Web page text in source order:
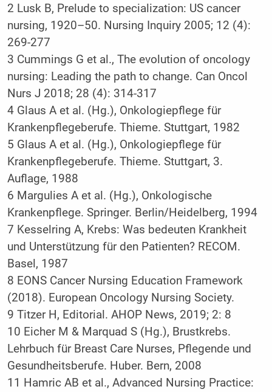
2 Lusk B, Prelude to specialization: US cancer
nursing, 1920–50. Nursing Inquiry 2005; 12 (4):
269-277
3 Cummings G et al., The evolution of oncology
nursing: Leading the path to change. Can Oncol
Nurs J 2018; 28 (4): 314-317
4 Glaus A et al. (Hg.), Onkologiepflege für
Krankenpflegeberufe. Thieme. Stuttgart, 1982
5 Glaus A et al. (Hg.), Onkologiepflege für
Krankenpflegeberufe. Thieme. Stuttgart, 3.
Auflage, 1988
6 Margulies A et al. (Hg.), Onkologische
Krankenpflege. Springer. Berlin/Heidelberg, 1994
7 Kesselring A, Krebs: Was bedeuten Krankheit
und Unterstützung für den Patienten? RECOM.
Basel, 1987
8 EONS Cancer Nursing Education Framework
(2018). European Oncology Nursing Society.
9 Titzer H, Editorial. AHOP News, 2019; 2: 8
10 Eicher M & Marquad S (Hg.), Brustkrebs.
Lehrbuch für Breast Care Nurses, Pflegende und
Gesundheitsberufe. Huber. Bern, 2008
11 Hamric AB et al., Advanced Nursing Practice: